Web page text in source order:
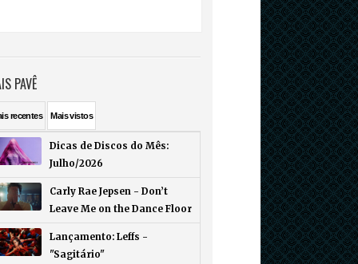
PAVÊ
recentes Maisvistos
Dicas de Discos do Mês:
Julho/2026
Carly Rae Jepsen - Don’t
Leave Me on the Dance Floor
Lançamento: Leffs -
"Sagitário"